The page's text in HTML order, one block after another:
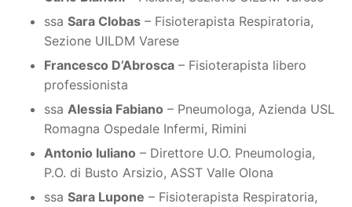
ssa Sara Clobas – Fisioterapista Respiratoria,
Sezione UILDM Varese
Francesco D’Abrosca – Fisioterapista libero
professionista
ssa Alessia Fabiano – Pneumologa, Azienda USL
Romagna Ospedale Infermi, Rimini
Antonio Iuliano – Direttore U.O. Pneumologia,
P.O. di Busto Arsizio, ASST Valle Olona
ssa Sara Lupone – Fisioterapista Respiratoria,